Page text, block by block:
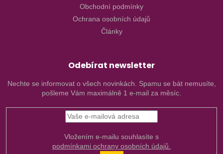
Obchodní podmínky
Ochrana osobních údajů
Články
Odebírat newsletter
Nechte se informovat o všech novinkách. Spamu se bát nemusíte,
pošleme Vám maximálně 1 e-mail za měsíc.
podmínkami ochrany osobních údajů.